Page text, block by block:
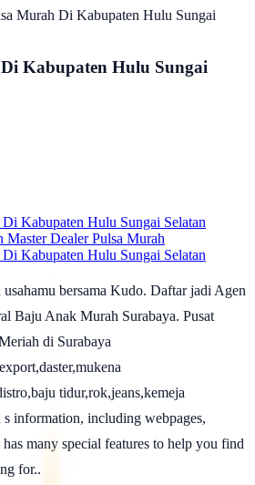
Murah Di Kabupaten Hulu Sungai
Kabupaten Hulu Sungai
Kabupaten Hulu Sungai Selatan
Master Dealer Pulsa Murah
Kabupaten Hulu Sungai Selatan
bersama Kudo. Daftar jadi Agen
Baju Anak Murah Surabaya. Pusat
di Surabaya
tidur,rok,jeans,kemeja
information, including webpages,
many special features to help you find
for..